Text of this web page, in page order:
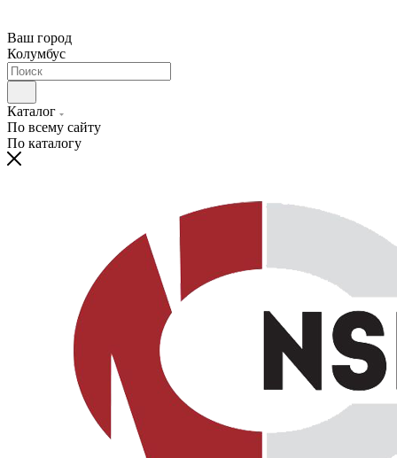
Ваш город
Колумбус
Каталог
По всему сайту
По каталогу